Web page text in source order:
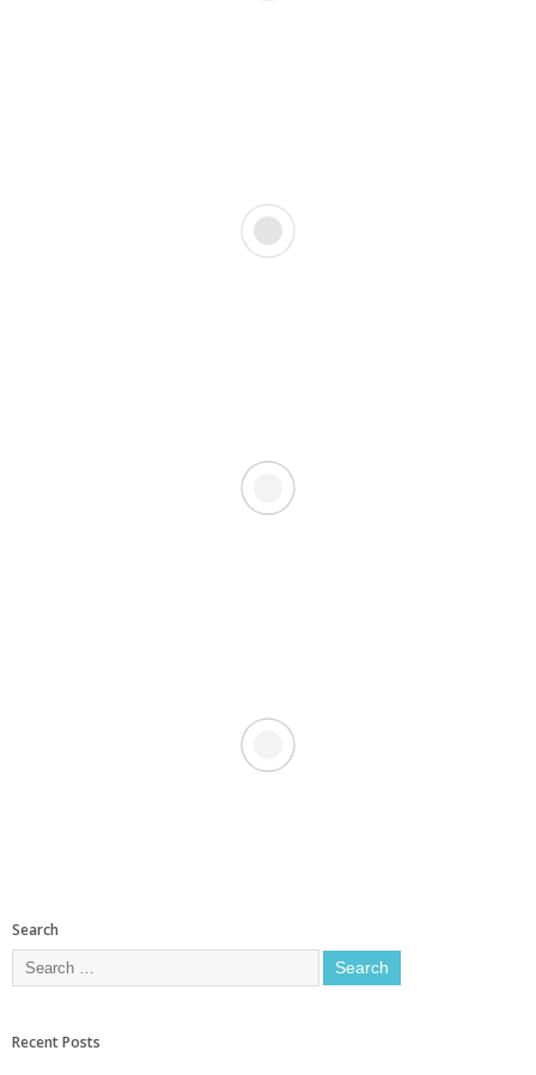
Search
Recent Posts